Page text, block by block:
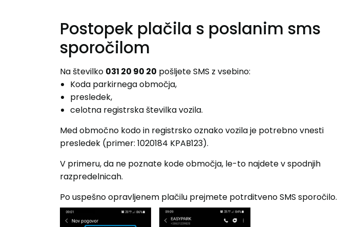
Postopek plačila s poslanim sms
sporočilom
Na številko 031 20 90 20 pošljete SMS z vsebino:
Koda parkirnega območja,
presledek,
celotna registrska številka vozila.
Med območno kodo in registrsko oznako vozila je potrebno vnesti
presledek (primer: 1020184 KPAB123).
V primeru, da ne poznate kode območja, le-to najdete v spodnjih
razpredelnicah.
Po uspešno opravljenem plačilu prejmete potrditveno SMS sporočilo.